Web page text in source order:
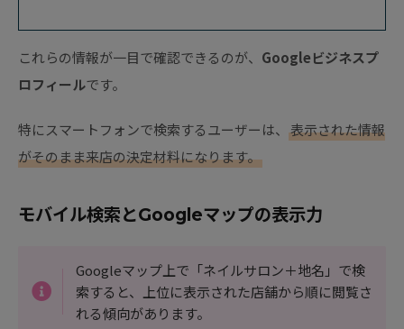
これらの情報が一目で確認できるのが、 Googleビジネスプ
ロフィールです。
特にスマートフォンで検索するユーザーは、 表示された情報
がそのまま来店の決定材料になります。
モバイル検索とGoogleマップの表示力
Googleマップ上で「ネイルサロン＋地名」で検
索すると、上位に表示された店舗から順に閲覧さ
れる傾向があります。